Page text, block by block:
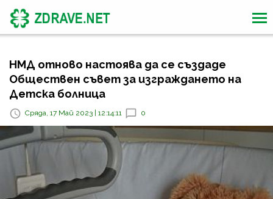
НМД отново настоява да се създаде
Обществен съвет за изграждането на
Детска болница
Сряда, 17 Май 2023 | 12:14:11 0